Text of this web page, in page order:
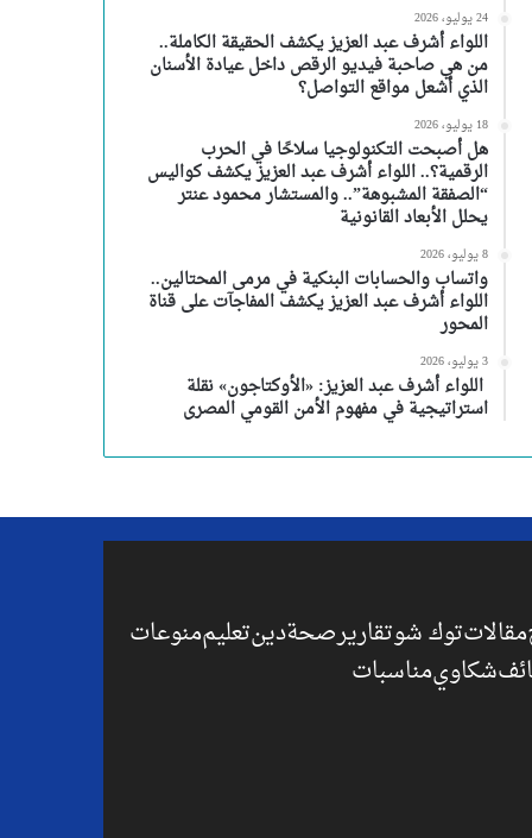
24 يوليو، 2026
اللواء أشرف عبد العزيز يكشف الحقيقة الكاملة..
من هي صاحبة فيديو الرقص داخل عيادة الأسنان
الذي أشعل مواقع التواصل؟
18 يوليو، 2026
هل أصبحت التكنولوجيا سلاحًا في الحرب
الرقمية؟.. اللواء أشرف عبد العزيز يكشف كواليس
“الصفقة المشبوهة”.. والمستشار محمود عنتر
يحلل الأبعاد القانونية
8 يوليو، 2026
واتساب والحسابات البنكية في مرمى المحتالين..
اللواء أشرف عبد العزيز يكشف المفاجآت على قناة
المحور
3 يوليو، 2026
اللواء أشرف عبد العزيز: «الأوكتاجون» نقلة
استراتيجية في مفهوم الأمن القومي المصرى
مقالاتتوك شوتقاريرصحةدينتعليممنوعات
شكاويمناسبات